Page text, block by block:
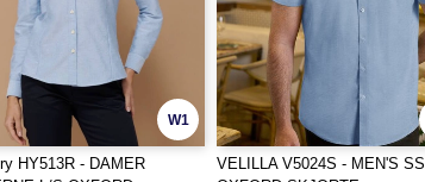
W1
HY513R - DAMER
VELILLA V5024S - MEN'S SS